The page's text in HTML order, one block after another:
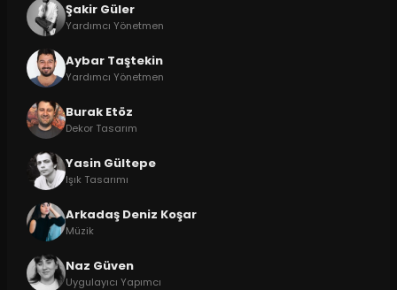
Şakir Güler
Yardımcı Yönetmen
Aybar Taştekin
Yardımcı Yönetmen
Burak Etöz
Dekor Tasarım
Yasin Gültepe
Işık Tasarımı
Arkadaş Deniz Koşar
Müzik
Naz Güven
Uygulayıcı Yapımcı